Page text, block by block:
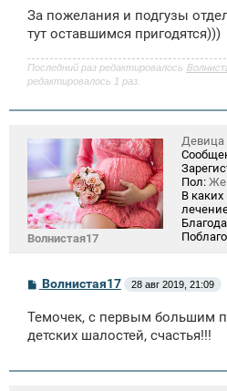
За пожелания и подгузы
тут оставшимся пригодятся)))
Последний раз редактировалось
редактировалось 1 раз.
Волнистая17
Девица
Пол:
В
С
о
б
щ
и
Волнистая17 28 авг 2019, 21:09
Темочек, с первым большим
детских шалостей, счастья!!!